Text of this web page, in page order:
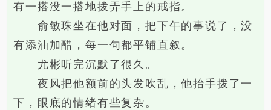
有一搭没一搭地拨弄手上的戒指。
俞敏珠坐在他对面，把下午的事说了，没
有添油加醋，每一句都平铺直叙。
尤彬听完沉默了很久。
夜风把他额前的头发吹乱，他抬手拨了一
下，眼底的情绪有些复杂。